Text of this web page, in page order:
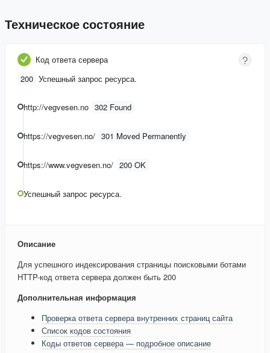
Техническое состояние
Код ответа сервера
200 Успешный запрос ресурса.
http://vegvesen.no 302 Found
https://vegvesen.no/ 301 Moved Permanently
https://www.vegvesen.no/ 200 OK
Успешный запрос ресурса.
Описание
Для успешного индексирования страницы поисковыми ботами
HTTP-код ответа сервера должен быть 200
Дополнительная информация
Проверка ответа сервера внутренних страниц сайта
Список кодов состояния
Коды ответов сервера — подробное описание